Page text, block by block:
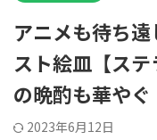
アニメも待ち
スト絵皿【ス
の晩酌も華やぐ
2023年6月12日